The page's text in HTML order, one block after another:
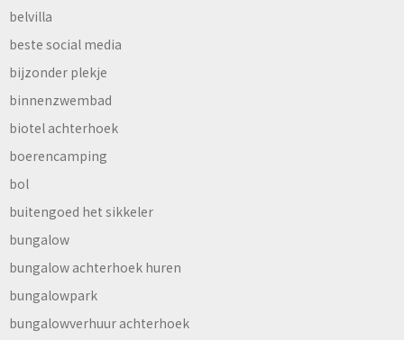
belvilla
beste social media
bijzonder plekje
binnenzwembad
biotel achterhoek
boerencamping
bol
buitengoed het sikkeler
bungalow
bungalow achterhoek huren
bungalowpark
bungalowverhuur achterhoek